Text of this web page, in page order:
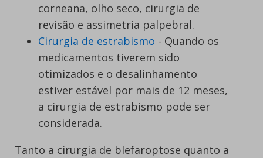
corneana, olho seco, cirurgia de
revisão e assimetria palpebral.
Cirurgia de estrabismo - Quando os
medicamentos tiverem sido
otimizados e o desalinhamento
estiver estável por mais de 12 meses,
a cirurgia de estrabismo pode ser
considerada.
Tanto a cirurgia de blefaroptose quanto a